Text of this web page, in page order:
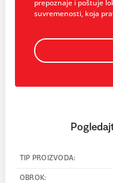
prepoznaje i poštuje
suvremenosti, koja
TIP PROIZVODA:
OBROK: